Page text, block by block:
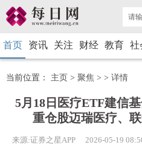
首页 资讯 关注 财经 教育 社
当前位置： 主页 > 聚焦 > > 详情
5月18日医疗ETF建信
重仓股迈瑞医疗、
来源:证券之星APP 2026-05-19